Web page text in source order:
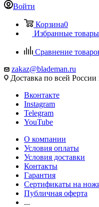
Войти
Корзина0
Избранные товары
Сравнение
zakaz@blademan.ru
Доставка по всей
Вконтакте
Instagram
Telegram
YouTube
О компании
Условия оплаты
Условия доставки
Контакты
Гарантия
Сертификаты на
Публичная оферта
...